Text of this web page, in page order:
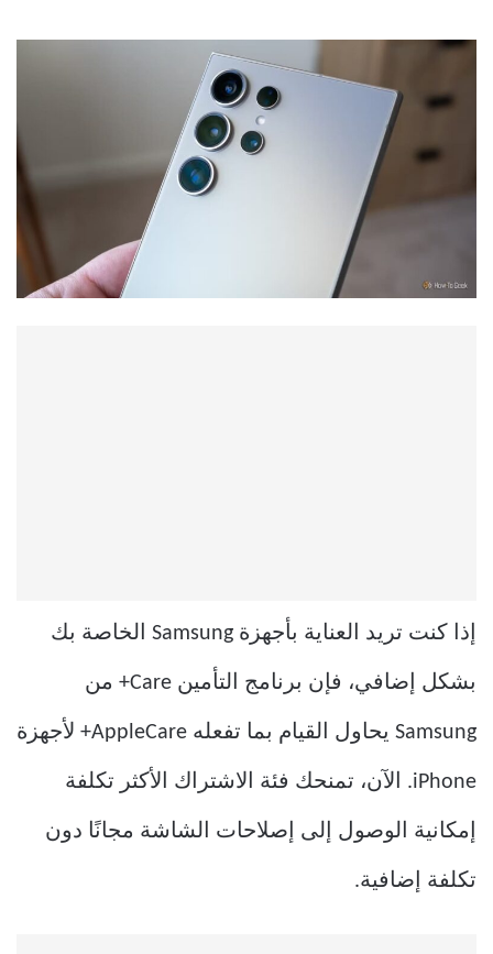
إذا كنت تريد العناية بأجهزة Samsung الخاصة بك
بشكل إضافي، فإن برنامج التأمين Care+ من
Samsung يحاول القيام بما تفعله AppleCare+ لأجهزة
iPhone. الآن، تمنحك فئة الاشتراك الأكثر تكلفة
إمكانية الوصول إلى إصلاحات الشاشة مجانًا دون
تكلفة إضافية.